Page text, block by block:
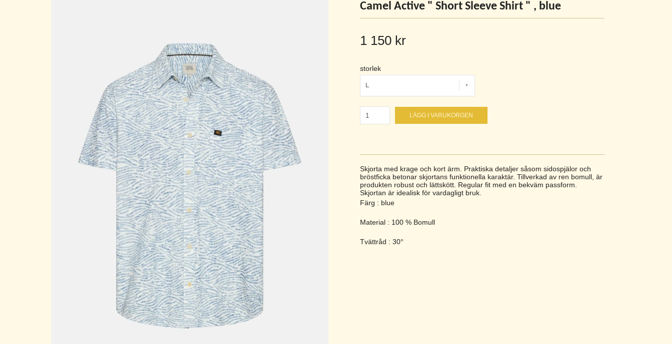
Camel Active " Short Sleeve Shirt " , blue
1 150 kr
storlek
L
LÄGG I VARUKORGEN
Skjorta med krage och kort ärm. Praktiska detaljer såsom sidospjälor och
bröstficka betonar skjortans funktionella karaktär. Tillverkad av ren bomull, är
produkten robust och lättskött. Regular fit med en bekväm passform.
Skjortan är idealisk för vardagligt bruk.
Färg : blue
Material : 100 % Bomull
Tvättråd : 30°